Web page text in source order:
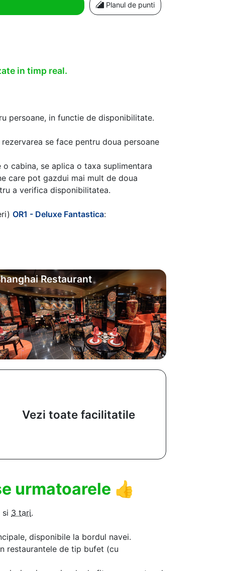
Planul de punti
in timp real.
persoane, in functie de disponibilitate.
se face pentru doua persoane
cabina, se aplica o taxa suplimentara
care pot gazdui mai mult de doua
a verifica disponibilitatea.
OR1 - Deluxe Fantastica:
Restaurant
Vezi toate facilitatile
urmatoarele 👍
si 3 tari.
disponibile la bordul navei.
restaurantele de tip bufet (cu